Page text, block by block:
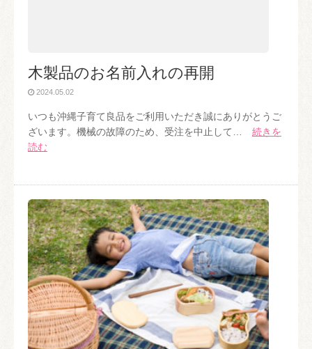
木製品のお名前入れの再開
2024.05.02
いつも沖縄子育て良品をご利用いただき誠にありがとうご
ざいます。機械の故障のため、受注を中止して… 続きを
読む